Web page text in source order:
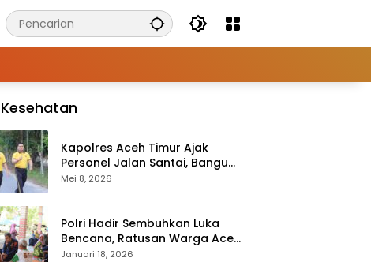
Kesehatan
Kapolres Aceh Timur Ajak
Personel Jalan Santai, Bangun
Semangat Sehat dan Solid
Mei 8, 2026
Polri Hadir Sembuhkan Luka
Bencana, Ratusan Warga Aceh
Tengah Terlayani Bakti
Januari 18, 2026